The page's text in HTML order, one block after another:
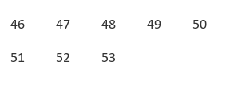
46 47 48 49 50
51 52 53